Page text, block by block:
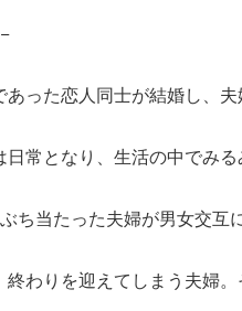
った恋人同士が結婚し、夫
常となり、生活の中でみ
ち当たった夫婦が男女交互
わりを迎えてしまう夫婦